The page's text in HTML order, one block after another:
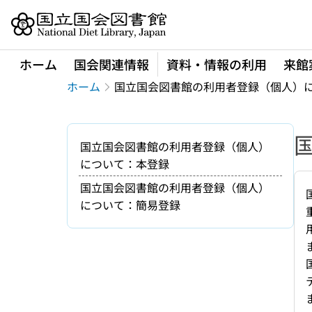
本文へ移動
ホーム 国会関連情報 資料・情報の利用 来
ホーム 国立国会図書館の利用者登録（個人）
国立国会図書館の利用者登録（個人）
について：本登録
国立国会図書館の利用者登録（個人）
について：簡易登録